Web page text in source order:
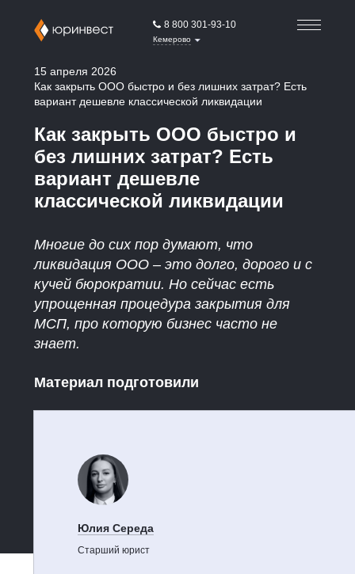
8 800 301-93-10
Кемерово
15 апреля 2026
Как закрыть ООО быстро и без лишних затрат? Есть
вариант дешевле классической ликвидации
Как закрыть ООО быстро и
без лишних затрат? Есть
вариант дешевле
классической ликвидации
Многие до сих пор думают, что
ликвидация ООО – это долго, дорого и с
кучей бюрократии. Но сейчас есть
упрощенная процедура закрытия для
МСП, про которую бизнес часто не
знает.
Материал подготовили
Юлия Середа
Старший юрист